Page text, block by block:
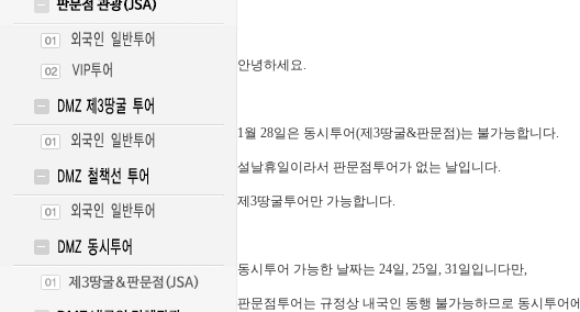
안녕하세요.
1월 28일은 동시투어(제3땅굴&판문점)는 불가능합니다.
설날휴일이라서 판문점투어가 없는 날입니다.
제3땅굴투어만 가능합니다.
동시투어 가능한 날짜는 24일, 25일, 31일입니다만,
판문점투어는 규정상 내국인 동행 불가능하므로 동시투어에